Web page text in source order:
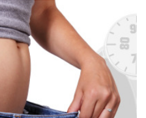
pitný režim?
pro něho problém. Proč?
A jak to změnit?
zde...